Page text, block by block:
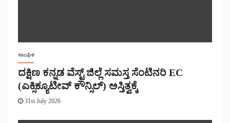
ಸಾಂಘಿಕ
ದಕ್ಷಿಣ ಕನ್ನಡ ವೆಸ್ಟ್ ಜಿಲ್ಲೆ ಸಮಸ್ತ ಸೆಂಟಿನರಿ EC
(ಎಕ್ಸಿಕ್ಯೂಟೀವ್ ಕೌನ್ಸಿಲ್) ಅಸ್ತಿತ್ವಕ್ಕೆ
31st July 2026